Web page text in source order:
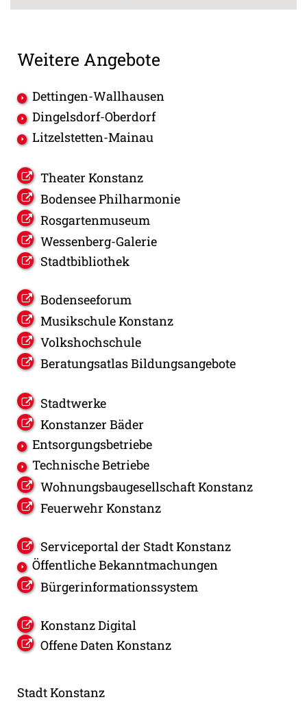
Weitere Angebote
Dettingen-Wallhausen
Dingelsdorf-Oberdorf
Litzelstetten-Mainau
Theater Konstanz
Bodensee Philharmonie
Rosgartenmuseum
Wessenberg-Galerie
Stadtbibliothek
Bodenseeforum
Musikschule Konstanz
Volkshochschule
Beratungsatlas Bildungsangebote
Stadtwerke
Konstanzer Bäder
Entsorgungsbetriebe
Technische Betriebe
Wohnungsbaugesellschaft Konstanz
Feuerwehr Konstanz
Serviceportal der Stadt Konstanz
Öffentliche Bekanntmachungen
Bürgerinformationssystem
Konstanz Digital
Offene Daten Konstanz
Stadt Konstanz